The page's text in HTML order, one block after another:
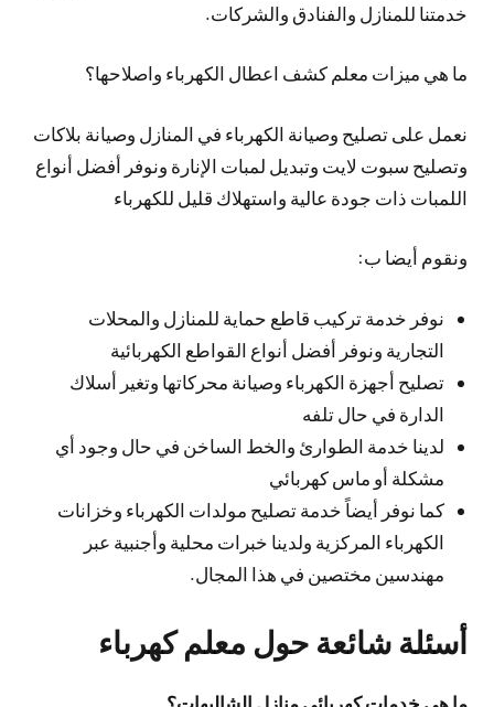
خدمتنا للمنازل والفنادق والشركات.
ما هي ميزات معلم كشف اعطال الكهرباء واصلاحها؟
نعمل على تصليح وصيانة الكهرباء في المنازل وصيانة بلاكات
وتصليح سبوت لايت وتبديل لمبات الإنارة ونوفر أفضل أنواع
اللمبات ذات جودة عالية واستهلاك قليل للكهرباء
ونقوم أيضا ب:
نوفر خدمة تركيب قاطع حماية للمنازل والمحلات
التجارية ونوفر أفضل أنواع القواطع الكهربائية
تصليح أجهزة الكهرباء وصيانة محركاتها وتغير أسلاك
الدارة في حال تلفه
لدينا خدمة الطوارئ والخط الساخن في حال وجود أي
مشكلة أو ماس كهربائي
كما نوفر أيضاً خدمة تصليح مولدات الكهرباء وخزانات
الكهرباء المركزية ولدينا خبرات محلية وأجنبية عبر
مهندسين مختصين في هذا المجال.
أسئلة شائعة حول معلم كهرباء
ما هي خدمات كهربائي منازل الشاليهات؟